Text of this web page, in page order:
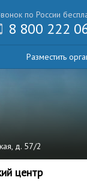
по России
8 800 222
Разместить
д. 57/2
центр